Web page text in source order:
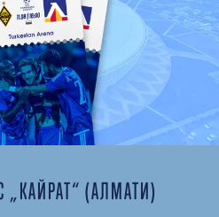
(АЛМАТИ)